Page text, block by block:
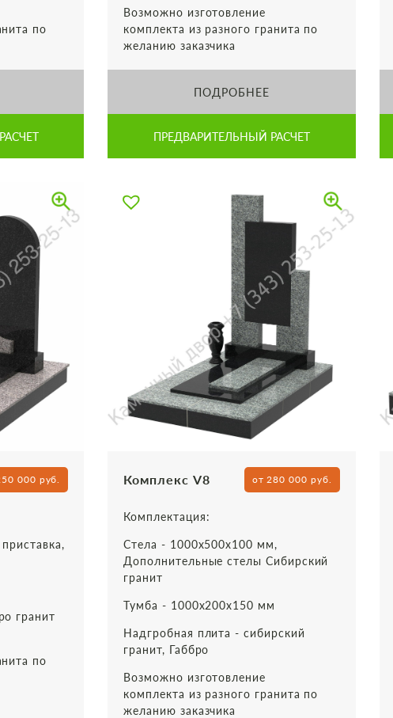
по
Возможно изготовление
комплекта из разного гранита по
желанию заказчика
ПОДРОБНЕЕ
ПРЕДВАРИТЕЛЬНЫЙ РАСЧЕТ
000 руб.
гранит
по
Комплекс V8 от 280 000 руб.
Комплектация:
Стела - 1000х500х100 мм,
Дополнительные стелы Сибирский
гранит
Тумба - 1000х200х150 мм
Надгробная плита - сибирский
гранит, Габбро
Возможно изготовление
комплекта из разного гранита по
желанию заказчика